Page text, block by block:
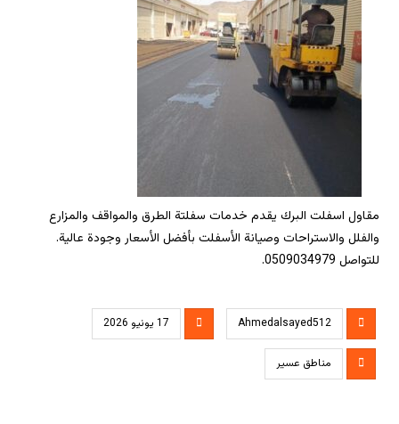
مقاول اسفلت البرك يقدم خدمات سفلتة الطرق والمواقف والمزارع
والفلل والاستراحات وصيانة الأسفلت بأفضل الأسعار وجودة عالية.
للتواصل 0509034979.
Ahmedalsayed512 17 يونيو 2026
مناطق عسير